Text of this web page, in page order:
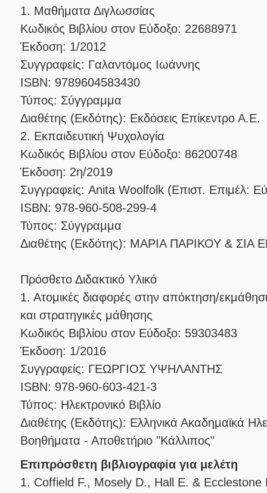
1. Μαθήματα Διγλωσσίας
Κωδικός Βιβλίου στον Εύδοξο: 22688971
Έκδοση: 1/2012
Συγγραφείς: Γαλαντόμος Ιωάννης
ISBN: 9789604583430
Τύπος: Σύγγραμμα
Διαθέτης (Εκδότης): Εκδόσεις Επίκεντρο Α.Ε.
2. Εκπαιδευτική Ψυχολογία
Κωδικός Βιβλίου στον Εύδοξο: 86200748
Έκδοση: 2η/2019
Συγγραφείς: Anita Woolfolk (Επιστ. Επιμέλ:
ISBN: 978-960-508-299-4
Τύπος: Σύγγραμμα
Διαθέτης (Εκδότης): ΜΑΡΙΑ ΠΑΡΙΚΟΥ & ΣΙΑ
Πρόσθετο Διδακτικό Υλικό
1. Ατομικές διαφορές στην απόκτηση/
και στρατηγικές μάθησης
Κωδικός Βιβλίου στον Εύδοξο: 59303483
Έκδοση: 1/2016
Συγγραφείς: ΓΕΩΡΓΙΟΣ ΥΨΗΛΑΝΤΗΣ
ISBN: 978-960-603-421-3
Τύπος: Ηλεκτρονικό Βιβλίο
Διαθέτης (Εκδότης): Ελληνικά Ακαδημαϊκά
Βοηθήματα - Αποθετήριο "Κάλλιπος"
Επιπρόσθετη βιβλιογραφία για μελέτη
1. Coffield F., Mosely D., Hall E. &